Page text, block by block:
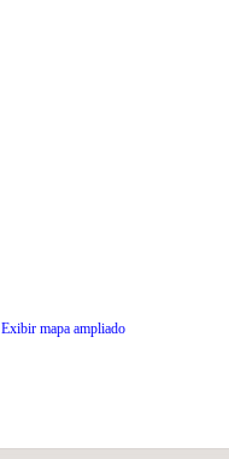
Exibir mapa ampliado